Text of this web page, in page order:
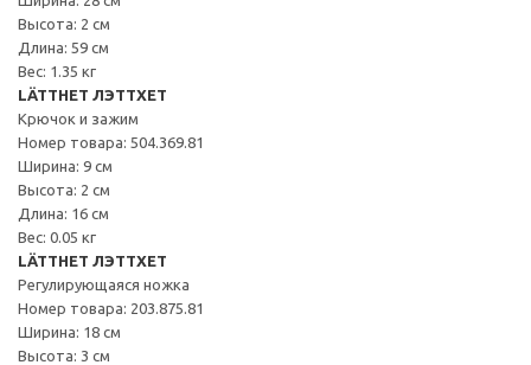
Высота: 2 см
Длина: 59 см
Вес: 1.35 кг
LÄTTHET ЛЭТТХЕТ
Крючок и зажим
Номер товара: 504.369.81
Ширина: 9 см
Высота: 2 см
Длина: 16 см
Вес: 0.05 кг
LÄTTHET ЛЭТТХЕТ
Регулирующаяся ножка
Номер товара: 203.875.81
Ширина: 18 см
Высота: 3 см